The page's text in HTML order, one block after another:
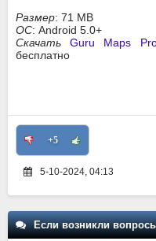
Размер: 71 MB
ОС: Android 5.0+
СкачатьGuru Maps
бесплатно
+5
5-10-2024, 04:13
Если возникли